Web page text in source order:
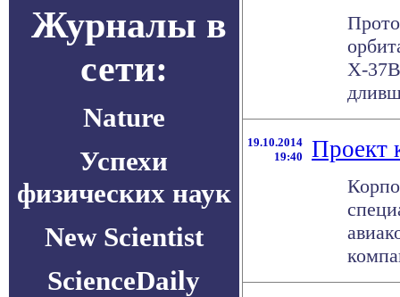
Журналы в
сети:
Nature
Успехи
физических наук
New Scientist
ScienceDaily
X-
19.10.2014
19:40
Проект